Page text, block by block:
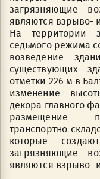
загрязняющие
являются взрыво-
На территории
седьмого режима
возведение
существующих
отметки 226 м в
изменение
декора главного
размещение
транспортно-
которые
загрязняющие
являются взрыво-